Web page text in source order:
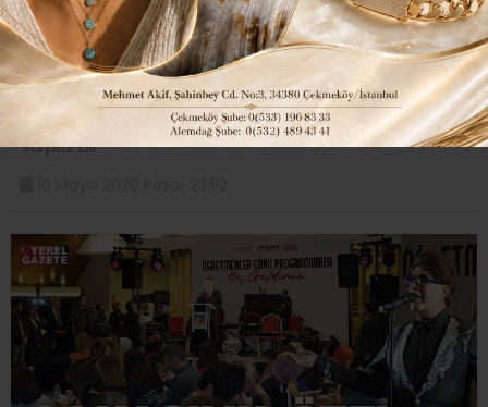
Anneler Günü’ne Yılmaz Morgül sürprizi!..
Sosyal ve kültürel belediyecilik faaliyetleri ile fark
yaratan Çekmeköy Belediyesi, Anneler Günü’ne özel
sürpriz bir